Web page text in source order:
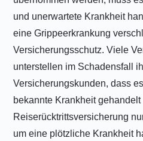
und unerwartete Krankheit
eine Grippeerkrankung
Versicherungsschutz. Viele
unterstellen im Schadensfall
Versicherungskunden, dass
bekannte Krankheit
Reiserücktrittsversicherung
um eine plötzliche Krankheit